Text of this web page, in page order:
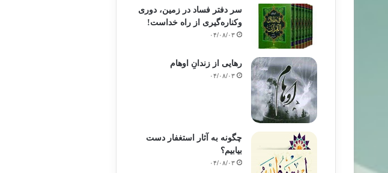
سر دفتر فساد در زمین‌، دوری
وکناره‌گیری از راه خداست‌!
۰۴/۰۸/۰۳
رهایی از زندانِ اوهام
۰۴/۰۸/۰۳
چگونه به آثار استغفار دست
بیابیم؟
۰۴/۰۸/۰۳